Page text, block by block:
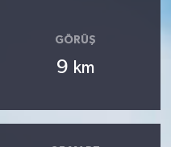
GÖRÜŞ
9 km